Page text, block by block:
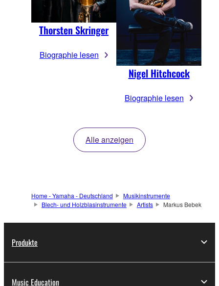
Thorsten Skringer
Biographie lesen
Nigel Hitchcock
Biographie lesen
Alle anzeigen
Home - Yamaha - Deutschland
Musikinstrumente
Blech- und Holzblasinstrumente
Artists Markus Bebek
Produkte
Music Education